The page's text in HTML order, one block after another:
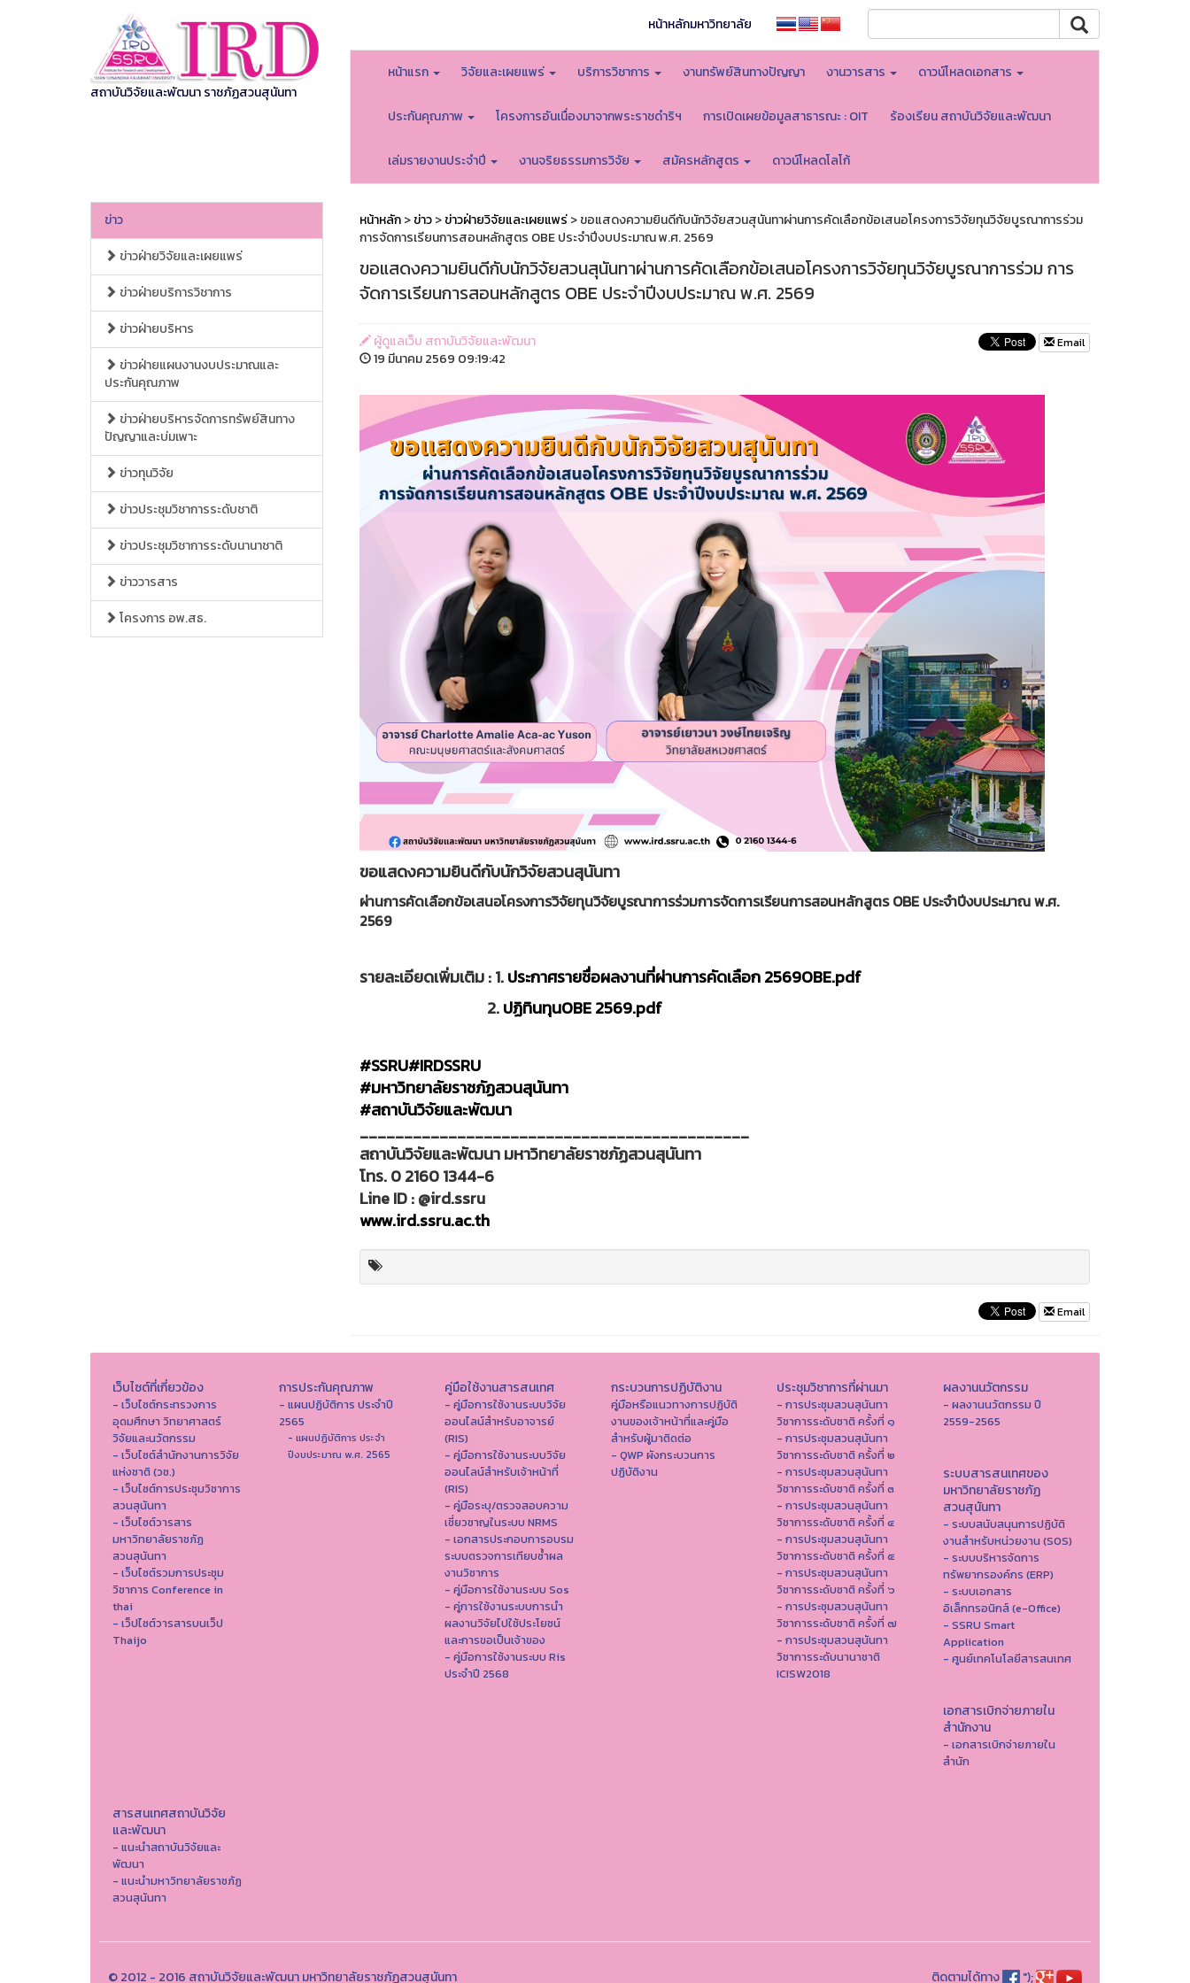
สถาบันวิจัยและพัฒนา ราชภัฏสวนสุนันทา
หน้าหลักมหาวิทยาลัย
หน้าแรก วิจัยและเผยแพร่ บริการวิชาการ งานทรัพย์สินทางปัญญา งานวารสาร ดาวน์โหลดเอกสาร
ประกันคุณภาพ โครงการอันเนื่องมาจากพระราชดำริฯ การเปิดเผยข้อมูลสาธารณะ : OIT ร้องเรียน สถาบันวิจัยและพัฒนา
เล่มรายงานประจำปี งานจริยธรรมการวิจัย สมัครหลักสูตร ดาวน์โหลดโลโก้
ข่าว
ข่าวฝ่ายวิจัยและเผยแพร่
ข่าวฝ่ายบริการวิชาการ
ข่าวฝ่ายบริหาร
ข่าวฝ่ายแผนงานงบประมาณและ
ประกันคุณภาพ
ข่าวฝ่ายบริหารจัดการทรัพย์สินทาง
ปัญญาและบ่มเพาะ
ข่าวทุนวิจัย
ข่าวประชุมวิชาการระดับชาติ
ข่าวประชุมวิชาการระดับนานาชาติ
ข่าววารสาร
โครงการ อพ.สธ.
หน้าหลัก>ข่าว>ข่าวฝ่ายวิจัยและเผยแพร่> ขอแสดงความยินดีกับนักวิจัยสวนสุนันทาผ่านการคัดเลือกข้อเสนอโครงการวิจัยทุนวิจัยบูรณาการร่วม
การจัดการเรียนการสอนหลักสูตร OBE ประจำปีงบประมาณ พ.ศ. 2569
ขอแสดงความยินดีกับนักวิจัยสวนสุนันทาผ่านการคัดเลือกข้อเสนอโครงการวิจัยทุนวิจัยบูรณาการร่วม การ
จัดการเรียนการสอนหลักสูตร OBE ประจำปีงบประมาณ พ.ศ. 2569
ผู้ดูแลเว็บ สถาบันวิจัยและพัฒนา
19 มีนาคม 2569 09:19:42
Email
ขอแสดงความยินดีกับนักวิจัยสวนสุนันทา
ผ่านการคัดเลือกข้อเสนอโครงการวิจัยทุนวิจัยบูรณาการร่วมการจัดการเรียนการสอนหลักสูตร OBE ประจำปีงบประมาณ พ.ศ.
2569
รายละเอียดเพิ่มเติม : 1.ประกาศรายชื่อผลงานที่ผ่านการคัดเลือก 2569OBE.pdf
2.ปฏิทินทุนOBE 2569.pdf
#SSRU#IRDSSRU
#มหาวิทยาลัยราชภัฏสวนสุนันทา
#สถาบันวิจัยและพัฒนา
____________________________________________
สถาบันวิจัยและพัฒนา มหาวิทยาลัยราชภัฏสวนสุนันทา
โทร. 0 2160 1344-6
Line ID : @ird.ssru
www.ird.ssru.ac.th
Email
เว็บไซต์ที่เกี่ยวข้อง
- เว็บไซต์กระทรวงการ
อุดมศึกษา วิทยาศาสตร์
วิจัยและนวัตกรรม
- เว็บไซต์สำนักงานการวิจัย
แห่งชาติ (วช.)
- เว็บไซต์การประชุมวิชาการ
สวนสุนันทา
- เว็บไซต์วารสาร
มหาวิทยาลัยราชภัฏ
สวนสุนันทา
- เว็บไซต์รวมการประชุม
วิชาการ Conference in
thai
- เว็ปไซต์วารสารบนเว็ป
Thaijo
การประกันคุณภาพ
- แผนปฏิบัติการ ประจำปี
2565
- แผนปฏิบัติการ ประจำ
ปีงบประมาณ พ.ศ. 2565
คู่มือใช้งานสารสนเทศ
- คู่มือการใช้งานระบบวิจัย
ออนไลน์สำหรับอาจารย์
(RIS)
- คู่มือการใช้งานระบบวิจัย
ออนไลน์สำหรับเจ้าหน้าที่
(RIS)
- คู่มือระบุ/ตรวจสอบความ
เชี่ยวชาญในระบบ NRMS
- เอกสารประกอบการอบรม
ระบบตรวจการเทียบซ้ำผล
งานวิชาการ
- คู่มือการใช้งานระบบ Sos
- คู่การใช้งานระบบการนำ
ผลงานวิจัยไปใช้ประโยชน์
และการขอเป็นเจ้าของ
- คู่มือการใช้งานระบบ Ris
ประจำปี 2568
กระบวนการปฏิบัติงาน
คู่มือหรือแนวทางการปฏิบัติ
งานของเจ้าหน้าที่และคู่มือ
สำหรับผู้มาติดต่อ
- QWP ผังกระบวนการ
ปฏิบัติงาน
ประชุมวิชาการที่ผ่านมา
- การประชุมสวนสุนันทา
วิชาการระดับชาติ ครั้งที่ ๑
- การประชุมสวนสุนันทา
วิชาการระดับชาติ ครั้งที่ ๒
- การประชุมสวนสุนันทา
วิชาการระดับชาติ ครั้งที่ ๓
- การประชุมสวนสุนันทา
วิชาการระดับชาติ ครั้งที่ ๔
- การประชุมสวนสุนันทา
วิชาการระดับชาติ ครั้งที่ ๕
- การประชุมสวนสุนันทา
วิชาการระดับชาติ ครั้งที่ ๖
- การประชุมสวนสุนันทา
วิชาการระดับชาติ ครั้งที่ ๗
- การประชุมสวนสุนันทา
วิชาการระดับนานาชาติ
ICISW2018
ผลงานนวัตกรรม
- ผลงานนวัตกรรม ปี
2559-2565
ระบบสารสนเทศของ
มหาวิทยาลัยราชภัฏ
สวนสุนันทา
- ระบบสนับสนุนการปฏิบัติ
งานสำหรับหน่วยงาน (SOS)
- ระบบบริหารจัดการ
ทรัพยากรองค์กร (ERP)
- ระบบเอกสาร
อิเล็กทรอนิกส์ (e-Office)
- SSRU Smart
Application
- ศูนย์เทคโนโลยีสารสนเทศ
เอกสารเบิกจ่ายภายใน
สำนักงาน
- เอกสารเบิกจ่ายภายใน
สำนัก
สารสนเทศสถาบันวิจัย
และพัฒนา
- แนะนำสถาบันวิจัยและ
พัฒนา
- แนะนำมหาวิทยาลัยราชภัฏ
สวนสุนันทา
© 2012 - 2016 สถาบันวิจัยและพัฒนา มหาวิทยาลัยราชภัฏสวนสุนันทา ติดตามได้ทาง ");